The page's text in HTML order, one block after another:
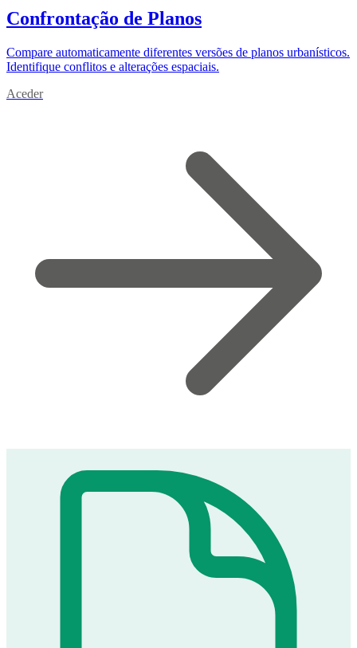
Confrontação de Planos
Compare automaticamente diferentes versões de planos urbanísticos.
Identifique conflitos e alterações espaciais.
Aceder